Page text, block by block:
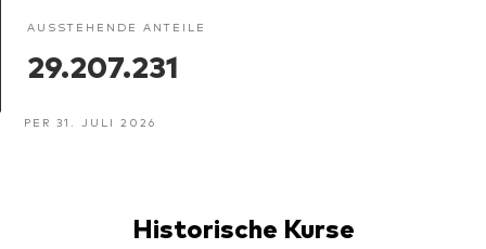
AUSSTEHENDE ANTEILE
29.207.231
PER 31. JULI 2026
Historische Kurse